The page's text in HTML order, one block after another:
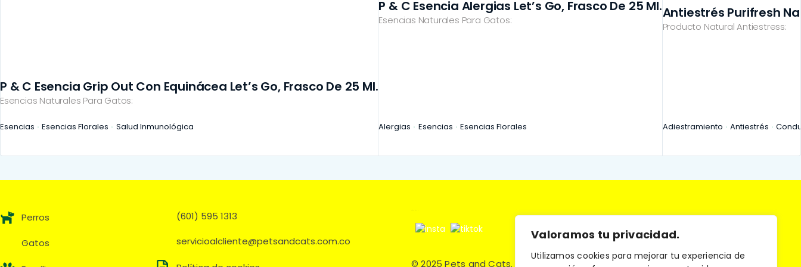
Valoramos tu privacidad.
Utilizamos cookies para mejorar tu experiencia de
Esencias Naturales Para Gatos:
P & C Esencia Grip Out Con Equinácea Let’s Go, Frasco De 25 Ml.
Esencias Esencias Florales Salud Inmunológica
Esencias Naturales Para Gatos:
P & C Esencia Alergias Let’s Go, Frasco De 25 Ml.
Alergias Esencias Esencias Florales
Producto Natural Antiestress:
Antiestrés Purifresh
Adiestramiento Antiestrés
Perros
Gatos
(601) 595 1313
servicioalcliente@petsandcats.com.co
© 2025 Pets and Cats. Todos los derechos